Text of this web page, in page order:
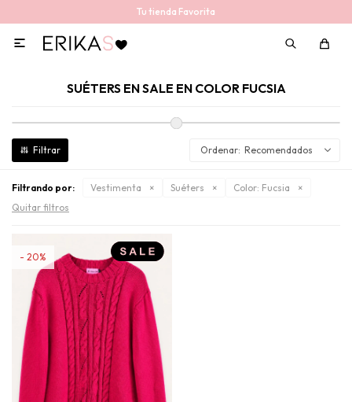
Tu tienda Favorita

SUÉTERS EN SALE EN COLOR FUCSIA
Recomendados
Filtrando por: Vestimenta Suéters Color: Fucsia
Quitar filtros
20